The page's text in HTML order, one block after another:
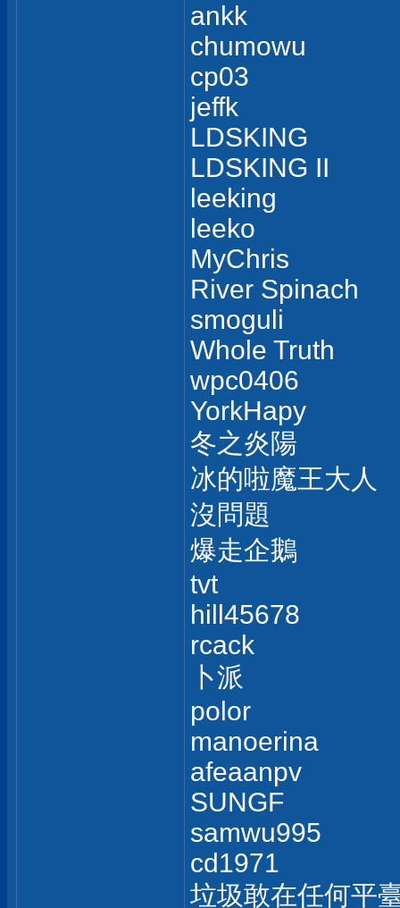
ankk
chumowu
cp03
jeffk
LDSKING
LDSKING II
leeking
leeko
MyChris
River Spinach
smoguli
Whole Truth
wpc0406
YorkHapy
冬之炎陽
冰的啦魔王大人
沒問題
爆走企鵝
tvt
hill45678
rcack
卜派
polor
manoerina
afeaanpv
SUNGF
samwu995
cd1971
垃圾敢在任何平